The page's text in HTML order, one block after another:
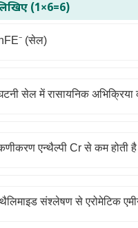
(1×6=6)
(सेल)
सेल में रासायनिक अभिक्रिया
एन्थैल्पी Cr से कम होती
संश्लेषण से एरोमेटिक